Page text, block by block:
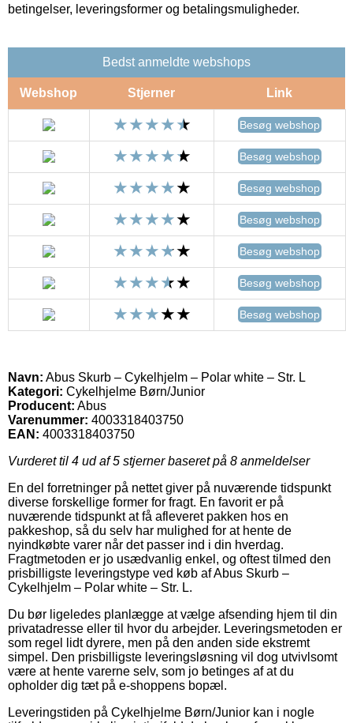
betingelser, leveringsformer og betalingsmuligheder.
Bedst anmeldte webshops
Webshop Stjerner Link
Besøg webshop
Besøg webshop
Besøg webshop
Besøg webshop
Besøg webshop
Besøg webshop
Besøg webshop
Navn: Abus Skurb – Cykelhjelm – Polar white – Str. L
Kategori: Cykelhjelme Børn/Junior
Producent: Abus
Varenummer: 4003318403750
EAN: 4003318403750
Vurderet til 4 ud af 5 stjerner baseret på 8 anmeldelser
En del forretninger på nettet giver på nuværende tidspunkt
diverse forskellige former for fragt. En favorit er på
nuværende tidspunkt at få afleveret pakken hos en
pakkeshop, så du selv har mulighed for at hente de
nyindkøbte varer når det passer ind i din hverdag.
Fragtmetoden er jo usædvanlig enkel, og oftest tilmed den
prisbilligste leveringstype ved køb af Abus Skurb –
Cykelhjelm – Polar white – Str. L.
Du bør ligeledes planlægge at vælge afsending hjem til din
privatadresse eller til hvor du arbejder. Leveringsmetoden er
som regel lidt dyrere, men på den anden side ekstremt
simpel. Den prisbilligste leveringsløsning vil dog utvivlsomt
være at hente varerne selv, som jo betinges af at du
opholder dig tæt på e-shoppens bopæl.
Leveringstiden på Cykelhjelme Børn/Junior kan i nogle